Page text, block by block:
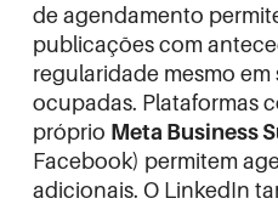
de agendamento
publicações com
regularidade mesmo em
ocupadas. Plataformas
próprio Meta Business
Facebook) permitem
adicionais. O LinkedIn